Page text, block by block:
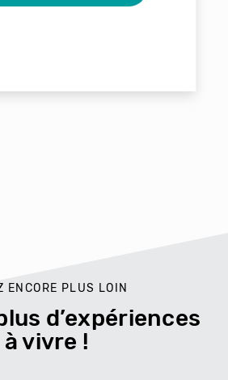
ENCORE PLUS LOIN
d’expériences
à vivre !